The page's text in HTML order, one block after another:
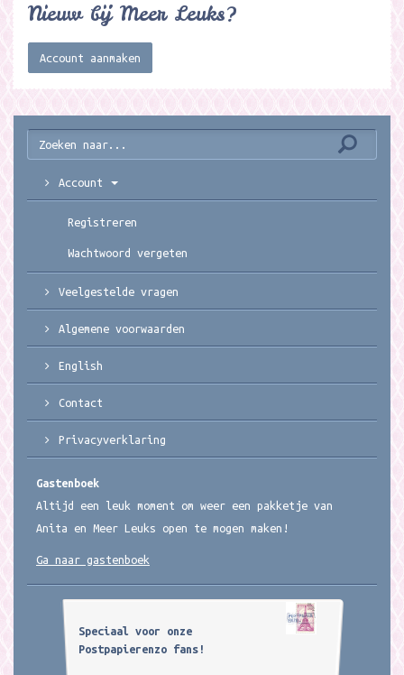
Nieuw bij Meer Leuks?
Account aanmaken
Account
Registreren
Wachtwoord vergeten
Veelgestelde vragen
Algemene voorwaarden
English
Contact
Privacyverklaring
Gastenboek
Altijd een leuk moment om weer een pakketje van
Anita en Meer Leuks open te mogen maken!
Ga naar gastenboek
Speciaal voor onze
Postpapierenzo fans!